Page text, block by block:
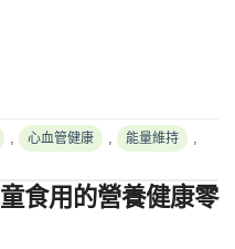
心血管健康 能量維持
食用的營養健康零